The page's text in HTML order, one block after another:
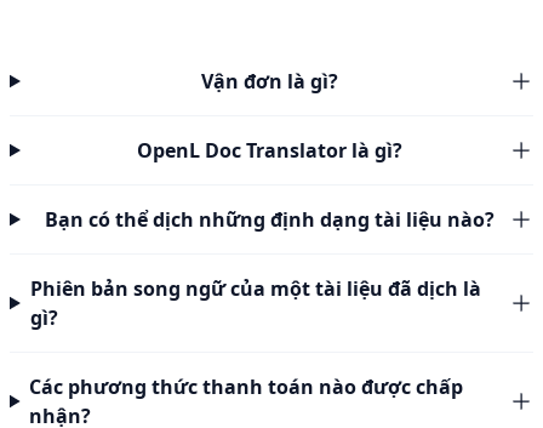
Vận đơn là gì?
OpenL Doc Translator là gì?
Bạn có thể dịch những định dạng tài liệu nào?
Phiên bản song ngữ của một tài liệu đã dịch là
gì?
Các phương thức thanh toán nào được chấp
nhận?